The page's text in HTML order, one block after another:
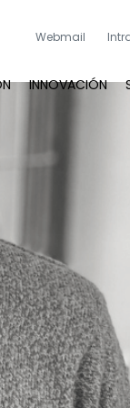
Webmail
INNOVACIÓN